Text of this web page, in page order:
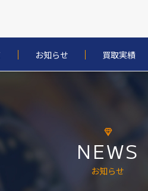
お知らせ 買取実績
NEWS
お知らせ